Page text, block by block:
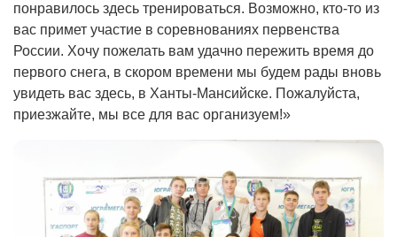
понравилось здесь тренироваться. Возможно, кто-то из
вас примет участие в соревнованиях первенства
России. Хочу пожелать вам удачно пережить время до
первого снега, в скором времени мы будем рады вновь
увидеть вас здесь, в Ханты-Мансийске. Пожалуйста,
приезжайте, мы все для вас организуем!»